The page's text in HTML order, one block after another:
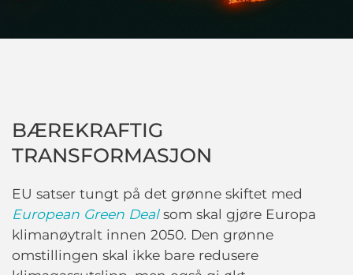
BÆREKRAFTIG
TRANSFORMASJON
EU satser tungt på det grønne skiftet med
European Green Dealsom skal gjøre Europa
klimanøytralt innen 2050. Den grønne
omstillingen skal ikke bare redusere